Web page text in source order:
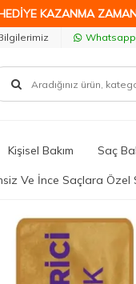
KAZANMA
Whatsapp
Kişisel Bakım Saç
Ve İnce Saçlara Özel